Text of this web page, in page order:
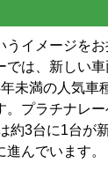
うイメージを
では、新しい
未満の人気車
。プラチナレ
約3台に1台が
んでいます。